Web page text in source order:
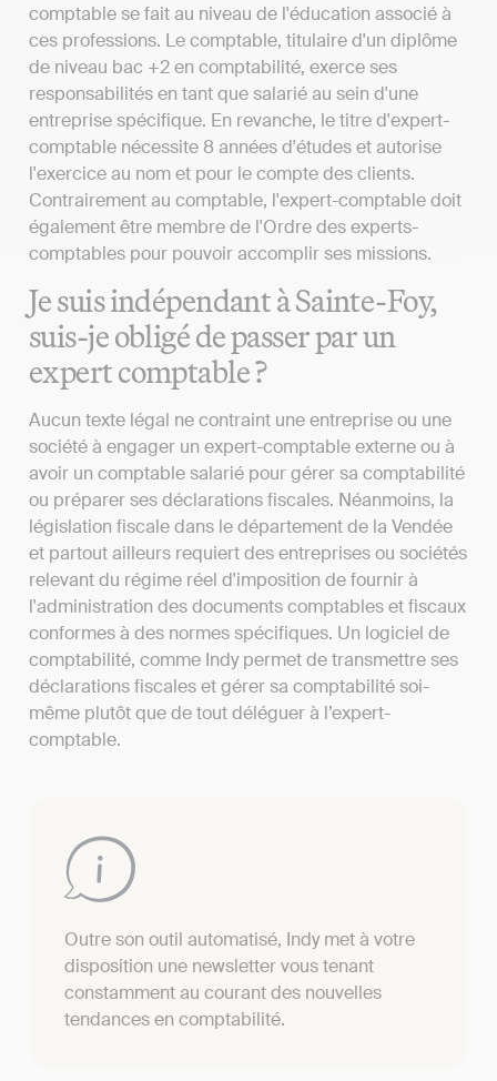
comptable se fait au niveau de l'éducation associé à
ces professions. Le comptable, titulaire d'un diplôme
de niveau bac +2 en comptabilité, exerce ses
responsabilités en tant que salarié au sein d'une
entreprise spécifique. En revanche, le titre d'expert-
comptable nécessite 8 années d'études et autorise
l'exercice au nom et pour le compte des clients.
Contrairement au comptable, l'expert-comptable doit
également être membre de l'Ordre des experts-
comptables pour pouvoir accomplir ses missions.
Je suis indépendant à Sainte-Foy,
suis-je obligé de passer par un
expert comptable ?
Aucun texte légal ne contraint une entreprise ou une
société à engager un expert-comptable externe ou à
avoir un comptable salarié pour gérer sa comptabilité
ou préparer ses déclarations fiscales. Néanmoins, la
législation fiscale dans le département de la Vendée
et partout ailleurs requiert des entreprises ou sociétés
relevant du régime réel d'imposition de fournir à
l'administration des documents comptables et fiscaux
conformes à des normes spécifiques. Un logiciel de
comptabilité, comme Indy permet de transmettre ses
déclarations fiscales et gérer sa comptabilité soi-
même plutôt que de tout déléguer à l’expert-
comptable.
Outre son outil automatisé, Indy met à votre
disposition une newsletter vous tenant
constamment au courant des nouvelles
tendances en comptabilité.